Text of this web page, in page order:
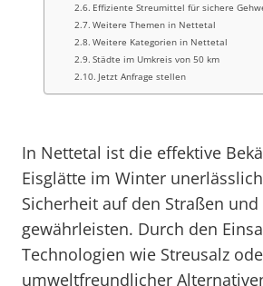
Effiziente Streumittel für sichere
Weitere Themen in Nettetal
Weitere Kategorien in Nettetal
Städte im Umkreis von 50 km
Jetzt Anfrage stellen
In Nettetal ist die effektive
Eisglätte im Winter
Sicherheit auf den Straßen und
gewährleisten. Durch den
Technologien wie Streusalz
umweltfreundlicher